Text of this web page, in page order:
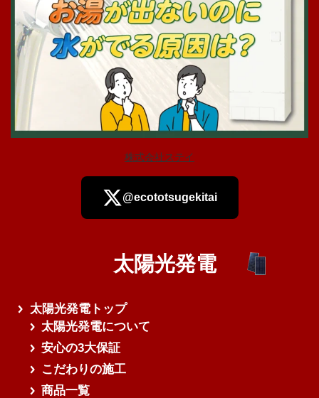
さらに読み込む
株式会社ステイ
@ecototsugekitai
太陽光発電
太陽光発電トップ
太陽光発電について
安心の3大保証
こだわりの施工
商品一覧